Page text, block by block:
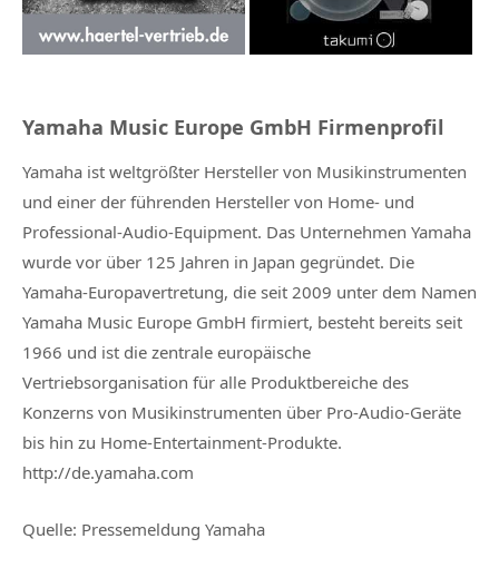
Yamaha Music Europe GmbH Firmenprofil
Yamaha ist weltgrößter Hersteller von Musikinstrumenten
und einer der führenden Hersteller von Home- und
Professional-Audio-Equipment. Das Unternehmen Yamaha
wurde vor über 125 Jahren in Japan gegründet. Die
Yamaha-Europavertretung, die seit 2009 unter dem Namen
Yamaha Music Europe GmbH firmiert, besteht bereits seit
1966 und ist die zentrale europäische
Vertriebsorganisation für alle Produktbereiche des
Konzerns von Musikinstrumenten über Pro-Audio-Geräte
bis hin zu Home-Entertainment-Produkte.
http://de.yamaha.com
Quelle: Pressemeldung Yamaha